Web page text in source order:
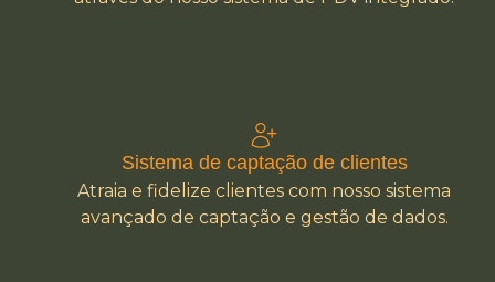
Sistema de captação de clientes
Atraia e fidelize clientes com nosso sistema
avançado de captação e gestão de dados.